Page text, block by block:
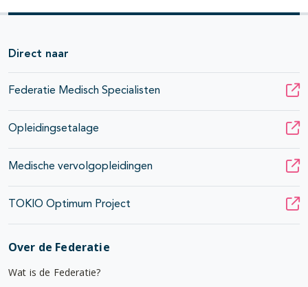
Direct naar
Federatie Medisch Specialisten
Opleidingsetalage
Medische vervolgopleidingen
TOKIO Optimum Project
Over de Federatie
Wat is de Federatie?